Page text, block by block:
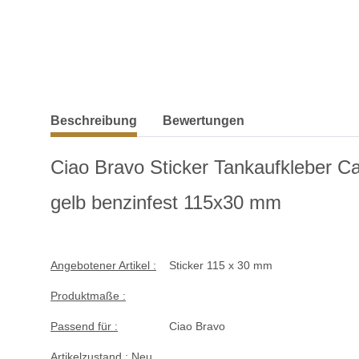
weitere Registerkarten anzeigen
Beschreibung Bewertungen
Ciao Bravo Sticker Tankaufkleber
gelb benzinfest 115x30 mm
Angebotener Artikel : Sticker 115 x 30 mm
Produktmaße :
Passend für : Ciao Bravo